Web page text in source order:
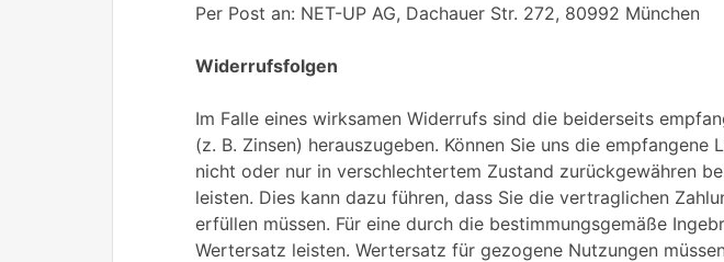
Per Post an: NET-UP AG, Dachauer Str. 272, 80992 München
Widerrufsfolgen
Im Falle eines wirksamen Widerrufs sind die beiderseits
(z. B. Zinsen) herauszugeben. Können Sie uns die
nicht oder nur in verschlechtertem Zustand zurückgewähren
leisten. Dies kann dazu führen, dass Sie die vertraglichen
erfüllen müssen. Für eine durch die bestimmungsgemäße
Wertersatz leisten. Wertersatz für gezogene Nutzungen